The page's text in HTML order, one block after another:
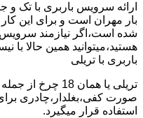
ارائه سرویس باربری با تک
بار مهران است و برای این
شده است،اگر نیازمند
هستید،میتوانید همین حالا با
باربری با تریلی
تریلی یا همان
صورت کفی،بغلدار،چادری
استفاده قرار میگیرد.